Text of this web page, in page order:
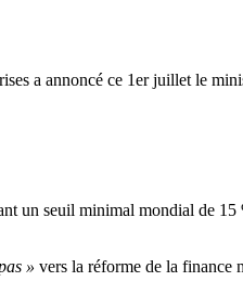
a annoncé ce 1er juillet le
un seuil minimal mondial de 15
» vers la réforme de la finance